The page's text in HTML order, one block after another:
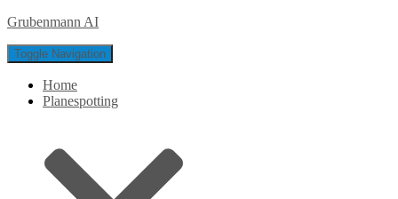
Grubenmann AI
Toggle Navigation
Home
Planespotting